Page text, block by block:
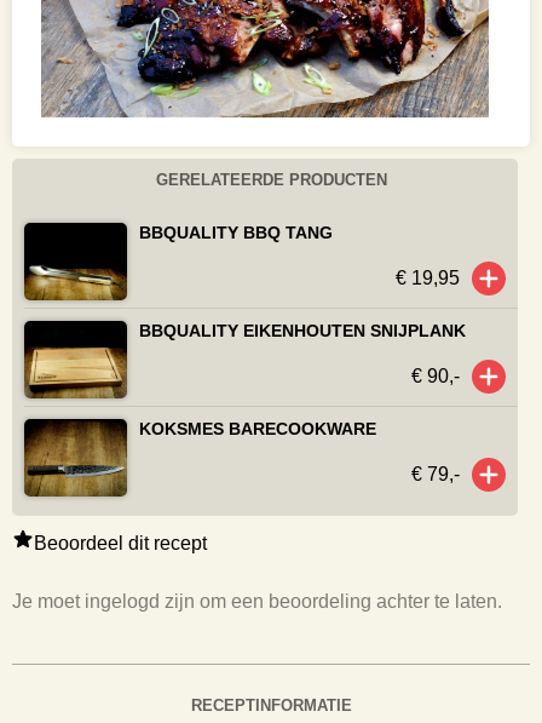
Beoordeel dit recept
Je moet ingelogd zijn om een beoordeling achter te laten.
RECEPTINFORMATIE
GERELATEERDE PRODUCTEN
BBQUALITY BBQ TANG
€ 19,95
BBQUALITY EIKENHOUTEN SNIJPLANK
€ 90,-
KOKSMES BARECOOKWARE
€ 79,-